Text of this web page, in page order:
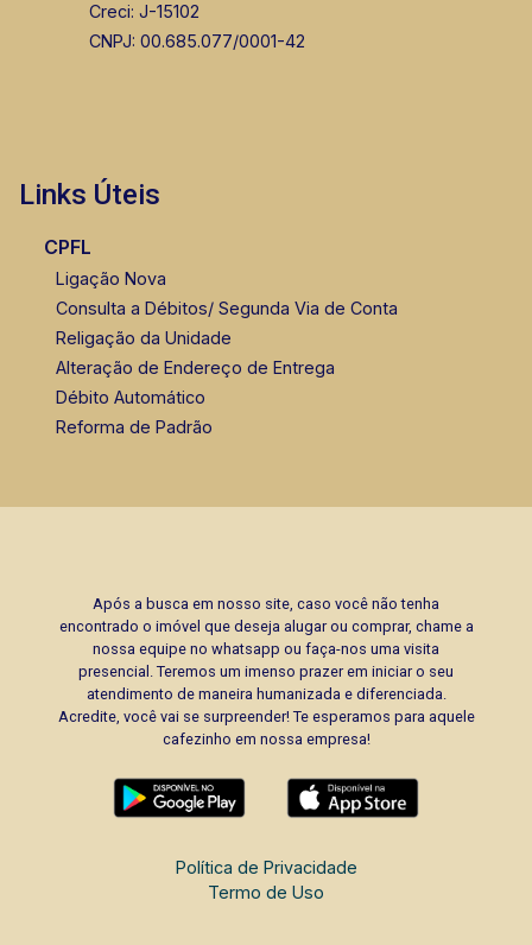
Creci: J-15102
CNPJ: 00.685.077/0001-42
Links Úteis
CPFL
Ligação Nova
Consulta a Débitos/ Segunda Via de Conta
Religação da Unidade
Alteração de Endereço de Entrega
Débito Automático
Reforma de Padrão
Após a busca em nosso site, caso você não tenha
encontrado o imóvel que deseja alugar ou comprar, chame a
nossa equipe no whatsapp ou faça-nos uma visita
presencial. Teremos um imenso prazer em iniciar o seu
atendimento de maneira humanizada e diferenciada.
Acredite, você vai se surpreender! Te esperamos para aquele
cafezinho em nossa empresa!
Política de Privacidade
Termo de Uso